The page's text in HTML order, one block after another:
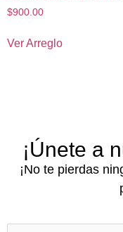
$900.00
Ver Arreglo
¡Únete a
¡No te pierdas